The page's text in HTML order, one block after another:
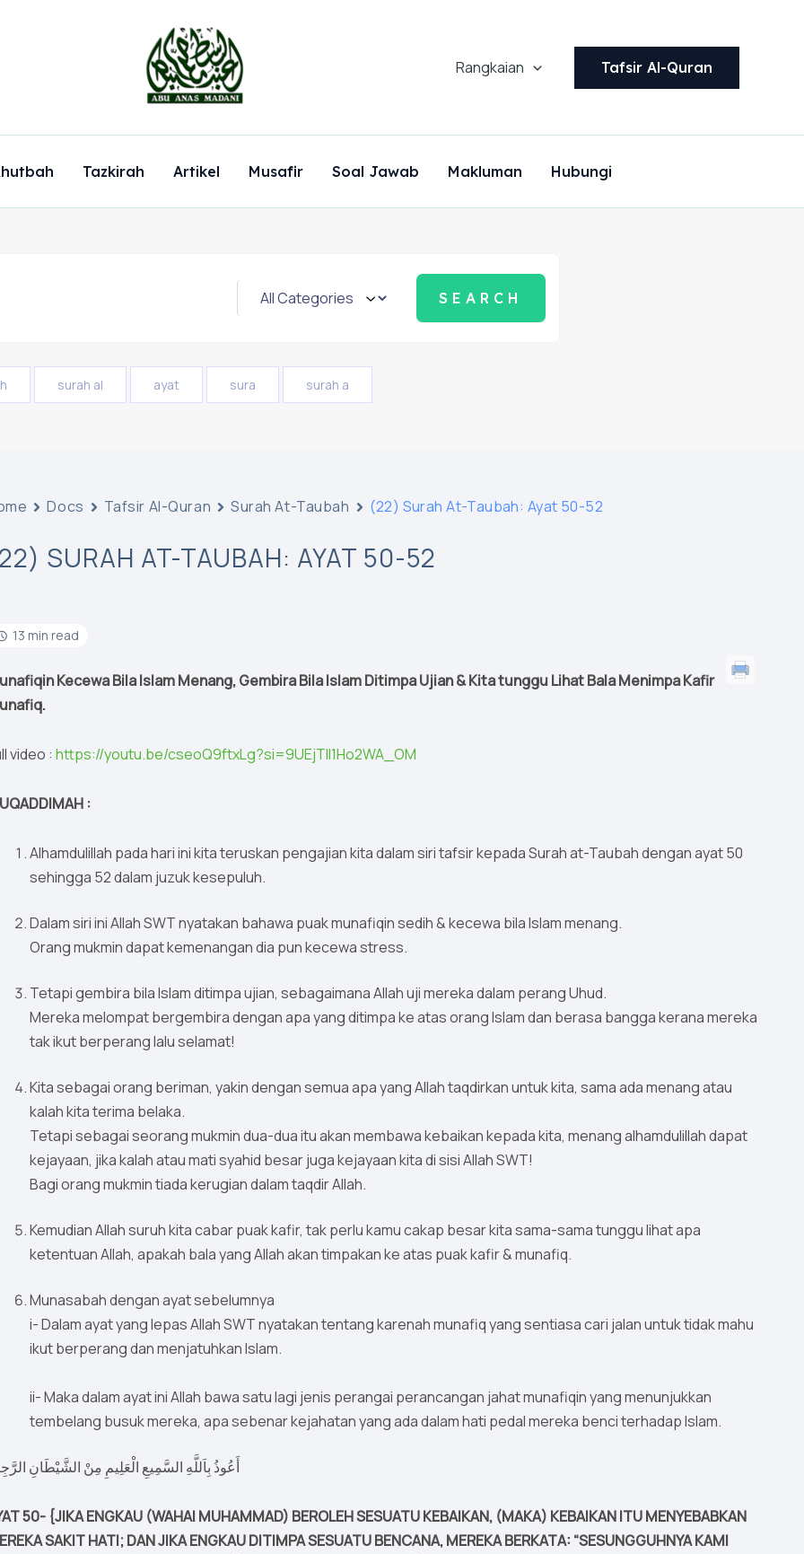
Rangkaian Tafsir Al-Quran
Tazkirah Artikel Musafir Soal Jawab Makluman Hubungi
surah al ayat sura surah a
Docs Tafsir Al-Quran Surah At-Taubah (22) Surah At-Taubah: Ayat 50-52
SURAH AT-TAUBAH: AYAT 50-52
13 min read
Kecewa Bila Islam Menang, Gembira Bila Islam Ditimpa Ujian & Kita tunggu Lihat Bala Menimpa Kafir
video :https://youtu.be/cseoQ9ftxLg?si=9UEjTII1Ho2WA_OM
:
Alhamdulillah pada hari ini kita teruskan pengajian kita dalam siri tafsir kepada Surah at-Taubah dengan ayat 50
sehingga 52 dalam juzuk kesepuluh.
Dalam siri ini Allah SWT nyatakan bahawa puak munafiqin sedih & kecewa bila Islam menang.
Orang mukmin dapat kemenangan dia pun kecewa stress.
Tetapi gembira bila Islam ditimpa ujian, sebagaimana Allah uji mereka dalam perang Uhud.
Mereka melompat bergembira dengan apa yang ditimpa ke atas orang Islam dan berasa bangga kerana mereka
tak ikut berperang lalu selamat!
Kita sebagai orang beriman, yakin dengan semua apa yang Allah taqdirkan untuk kita, sama ada menang atau
kalah kita terima belaka.
Tetapi sebagai seorang mukmin dua-dua itu akan membawa kebaikan kepada kita, menang alhamdulillah dapat
kejayaan, jika kalah atau mati syahid besar juga kejayaan kita di sisi Allah SWT!
Bagi orang mukmin tiada kerugian dalam taqdir Allah.
Kemudian Allah suruh kita cabar puak kafir, tak perlu kamu cakap besar kita sama-sama tunggu lihat apa
ketentuan Allah, apakah bala yang Allah akan timpakan ke atas puak kafir & munafiq.
Munasabah dengan ayat sebelumnya
i- Dalam ayat yang lepas Allah SWT nyatakan tentang karenah munafiq yang sentiasa cari jalan untuk tidak mahu
ikut berperang dan menjatuhkan Islam.
ii- Maka dalam ayat ini Allah bawa satu lagi jenis perangai perancangan jahat munafiqin yang menunjukkan
tembelang busuk mereka, apa sebenar kejahatan yang ada dalam hati pedal mereka benci terhadap Islam.
أَعُوذُ بِاَللَّهِ السَّمِيعِ الْعَلِيمِ مِنْ الشَّيْطَانِ
50- {JIKA ENGKAU (WAHAI MUHAMMAD) BEROLEH SESUATU KEBAIKAN, (MAKA) KEBAIKAN ITU MENYEBABKAN
SAKIT HATI; DAN JIKA ENGKAU DITIMPA SESUATU BENCANA, MEREKA BERKATA: “SESUNGGUHNYA KAMI